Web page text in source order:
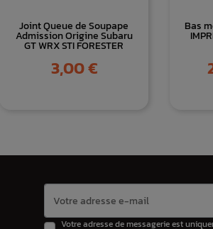
Joint Queue de Soupape
Admission Origine Subaru
GT WRX STI FORESTER
Prix
3,00 €
Bas
Votre adresse de messagerie est